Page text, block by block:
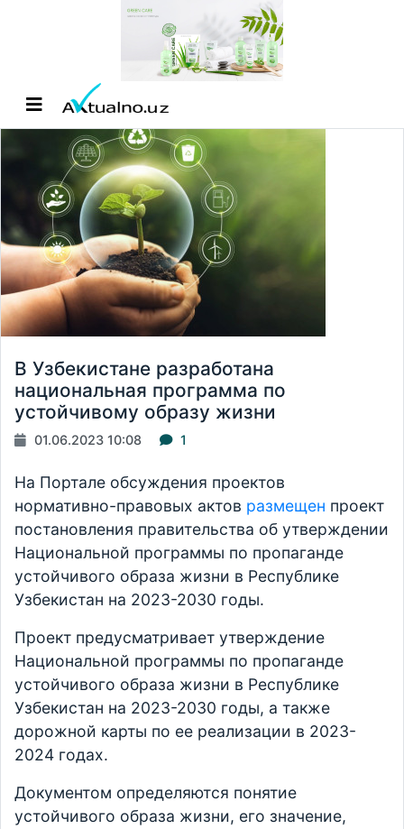
В Узбекистане разработана
национальная программа по
устойчивому образу жизни
01.06.2023 10:08 1
На Портале обсуждения проектов
нормативно-правовых актов размещен проект
постановления правительства об утверждении
Национальной программы по пропаганде
устойчивого образа жизни в Республике
Узбекистан на 2023-2030 годы.
Проект предусматривает утверждение
Национальной программы по пропаганде
устойчивого образа жизни в Республике
Узбекистан на 2023-2030 годы, а также
дорожной карты по ее реализации в 2023-
2024 годах.
Документом определяются понятие
устойчивого образа жизни, его значение,